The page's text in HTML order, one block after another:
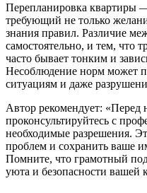
Перепланировка квартиры
требующий не только
знания правил. Различие
самостоятельно, и тем, что
часто бывает тонким и
Несоблюдение норм может
ситуациям и даже
Автор рекомендует: «Перед
проконсультируйтесь с
необходимые разрешения.
проблем и сохранить ваше
Помните, что грамотный
уюта и безопасности вашей